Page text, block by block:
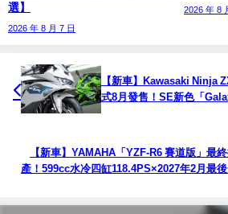
選】
2026 年 8 月 7 日
2026 年 8
【新車】Kawasaki Ninja
式8月發售！SE新色「
【新車】YAMAHA「YZF-R6 賽道版」最
產！599cc水冷四缸118.4PS×2027年2月最